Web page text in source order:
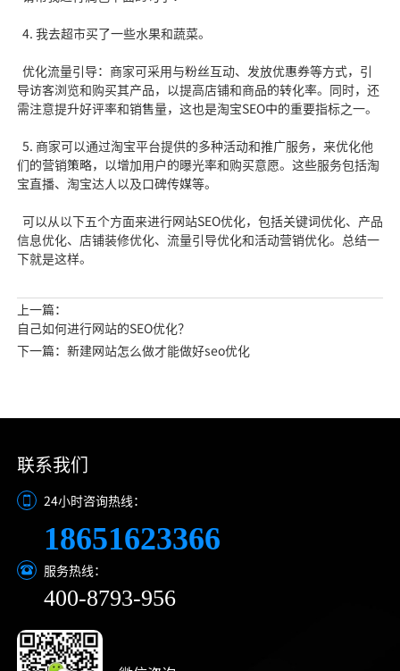
4. 我去超市买了一些水果和蔬菜。
优化流量引导：商家可采用与粉丝互动、发放优惠券等方式，引
导访客浏览和购买其产品，以提高店铺和商品的转化率。同时，还
需注意提升好评率和销售量，这也是淘宝SEO中的重要指标之一。
5. 商家可以通过淘宝平台提供的多种活动和推广服务，来优化他
们的营销策略，以增加用户的曝光率和购买意愿。这些服务包括淘
宝直播、淘宝达人以及口碑传媒等。
可以从以下五个方面来进行网站SEO优化，包括关键词优化、产品
信息优化、店铺装修优化、流量引导优化和活动营销优化。总结一
下就是这样。
上一篇：
自己如何进行网站的SEO优化？
下一篇：新建网站怎么做才能做好seo优化
联系我们
24小时咨询热线：
18651623366
服务热线：
400-8793-956